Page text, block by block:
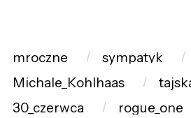
mroczne
sympatyk
Michale_Kohlhaas
30_czerwca
rogue_one